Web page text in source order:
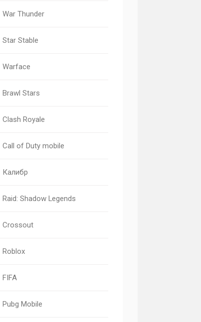
War Thunder
Star Stable
Warface
Brawl Stars
Clash Royale
Call of Duty mobile
Калибр
Raid: Shadow Legends
Crossout
Roblox
FIFA
Pubg Mobile